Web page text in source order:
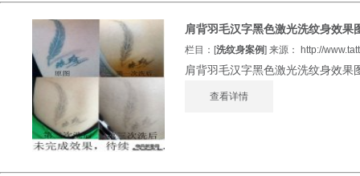
肩背羽毛汉字黑色激光洗纹身效果
栏目：[洗纹身案例] 来源： http://
肩背羽毛汉字黑色激光洗纹身效果
查看详情